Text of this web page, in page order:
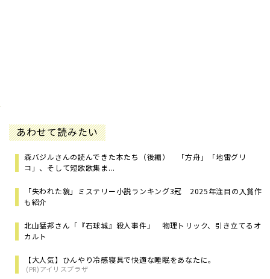
あわせて読みたい
森バジルさんの読んできた本たち（後編） 「方舟」「地雷グリ
コ」、そして短歌歌集ま...
「失われた貌」ミステリー小説ランキング3冠 2025年注目の入賞作
も紹介
北山猛邦さん「『石球城』殺人事件」 物理トリック、引き立てるオ
カルト
【大人気】ひんやり冷感寝具で快適な睡眠をあなたに。
(PR)アイリスプラザ